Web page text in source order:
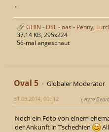
.
GHIN - DSL - oas - Penny,
37.14 KB, 295x224
56-mal angeschaut
Oval 5
Globaler Moderator
31.03.2014, 00h12 Letzte
Noch ein Foto von einem
der Ankunft in Tschechien